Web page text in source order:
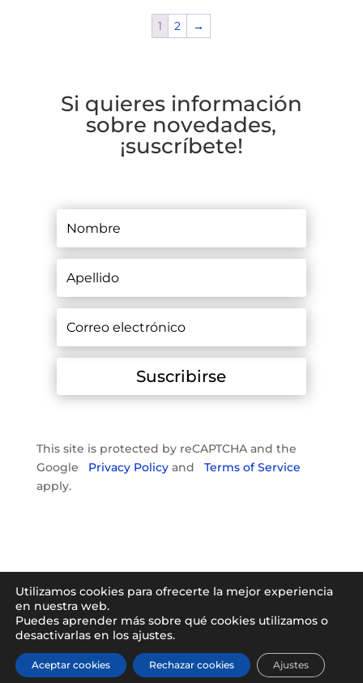
1 2 →
Si quieres información
sobre novedades,
¡suscríbete!
Suscribirse
This site is protected by reCAPTCHA and the
Google Privacy Policyand Terms of Service
apply.
Utilizamos cookies para ofrecerte la mejor experiencia
en nuestra web.
Puedes aprender más sobre qué cookies utilizamos o
desactivarlas en los ajustes.
Aceptar cookies Rechazar cookies Ajustes